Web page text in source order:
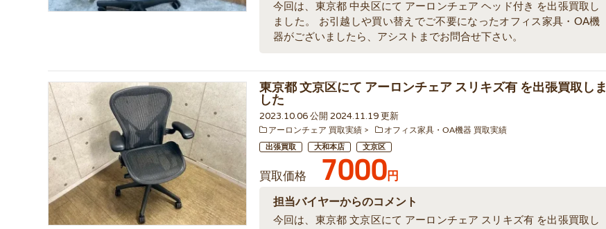
今回は、東京都 中央区にて アーロンチェア ヘッド付き を出張買取し
ました。 お引越しや買い替えでご不要になったオフィス家具・OA機
器がございましたら、アシストまでお問合せ下さい。
東京都 文京区にて アーロンチェア スリキズ有 を出張買取しま
した
2023.10.06 公開 2024.11.19 更新
アーロンチェア 買取実績 オフィス家具・OA機器 買取実績
出張買取 大和本店 文京区
買取価格 7000円
担当バイヤーからのコメント
今回は、東京都 文京区にて アーロンチェア スリキズ有 を出張買取し